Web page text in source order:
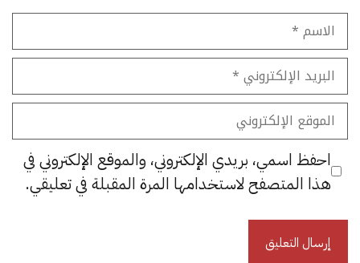
الاسم
البريد
الإلكتروني
الموقع
الإلكتروني
احفظ اسمي، بريدي الإلكتروني، والموقع الإلكتروني في
هذا المتصفح لاستخدامها المرة المقبلة في تعليقي.